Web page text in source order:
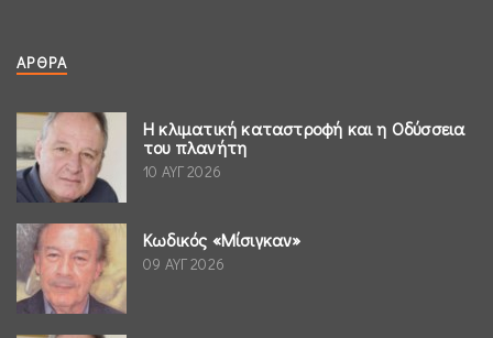
ΆΡΘΡΑ
Η κλιματική καταστροφή και η Οδύσσεια
του πλανήτη
10 ΑΥΓ 2026
Κωδικός «Μίσιγκαν»
09 ΑΥΓ 2026